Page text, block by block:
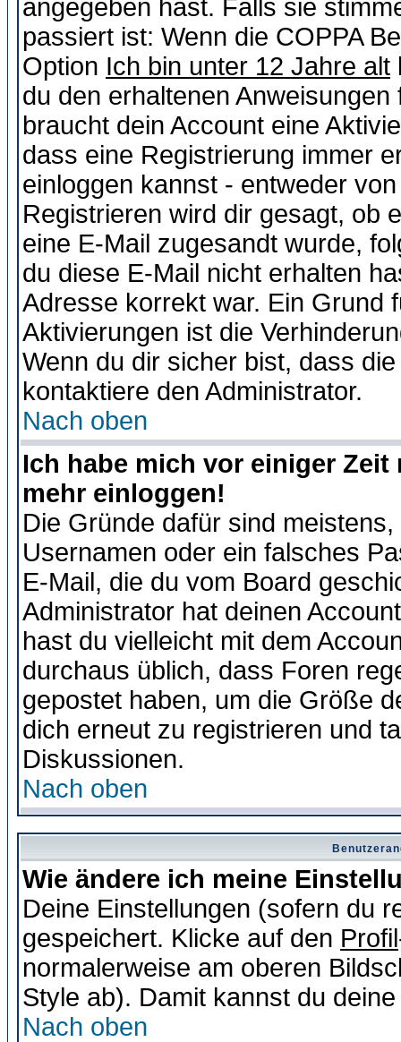
angegeben hast. Falls sie
passiert ist: Wenn die COPPA
Option Ich bin unter 12 Jahre alt
du den erhaltenen
braucht dein Account eine
dass eine Registrierung immer
einloggen kannst - entweder
Registrieren wird dir gesagt, ob
eine E-Mail zugesandt wurde,
du diese E-Mail nicht erhalten
Adresse korrekt war. Ein Grund
Aktivierungen ist die
Wenn du dir sicher bist, dass
kontaktiere den Administrator.
Nach oben
Ich habe mich vor einiger
mehr einloggen!
Die Gründe dafür sind
Usernamen oder ein falsches
E-Mail, die du vom Board
Administrator hat deinen
hast du vielleicht mit dem
durchaus üblich, dass Foren
gepostet haben, um die Größe
dich erneut zu registrieren und
Diskussionen.
Nach oben
Wie ändere ich meine
Deine Einstellungen (sofern du
gespeichert. Klicke auf den Profil
normalerweise am oberen
Style ab). Damit kannst du
Nach oben